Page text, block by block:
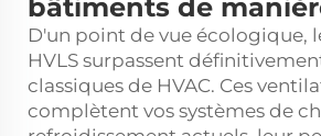
bâtiments de
D'un point de vue écologique,
HVLS surpassent
classiques de HVAC. Ces
complètent vos systèmes de